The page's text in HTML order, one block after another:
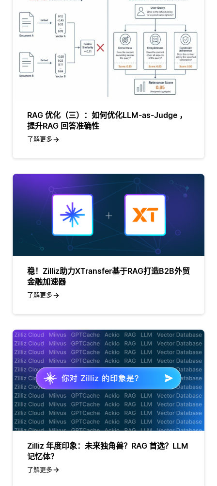
RAG 优化（三）：如何优化LLM-as-Judge ，
提升RAG 回答准确性
了解更多
稳！Zilliz助力XTransfer基于RAG打造B2B外贸
金融加速器
了解更多
Zilliz 年度印象：未来独角兽？RAG 首选？LLM
记忆体？
了解更多